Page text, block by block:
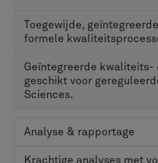
processen die vaak
waardoor het een geschikte
die snel
Teamcenter biedt zeer
systeem precies naar hun
behoeften te modelleren.